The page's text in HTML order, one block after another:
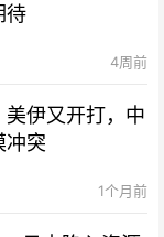
待
4周前
伊又开打，中
冲突
1个月前